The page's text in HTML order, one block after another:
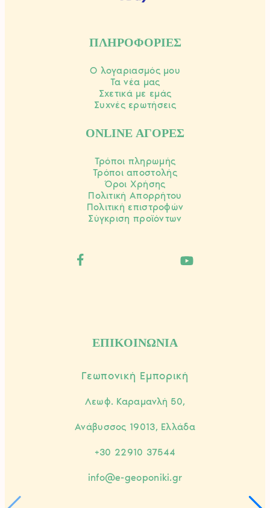
ΠΛΗΡΟΦΟΡΙΕΣ
Ο λογαριασμός μου
Τα νέα μας
Σχετικά με εμάς
Συχνές ερωτήσεις
ONLINE ΑΓΟΡΕΣ
Τρόποι πληρωμής
Τρόποι αποστολής
Όροι Χρήσης
Πολιτική Απορρήτου
Πολιτική επιστροφών
Σύγκριση προϊόντων
ΕΠΙΚΟΙΝΩΝΙΑ
Γεωπονική Εμπορική
Λεωφ. Καραμανλή 50,
Ανάβυσσος 19013, Ελλάδα
+30 22910 37544
info@e-geoponiki.gr